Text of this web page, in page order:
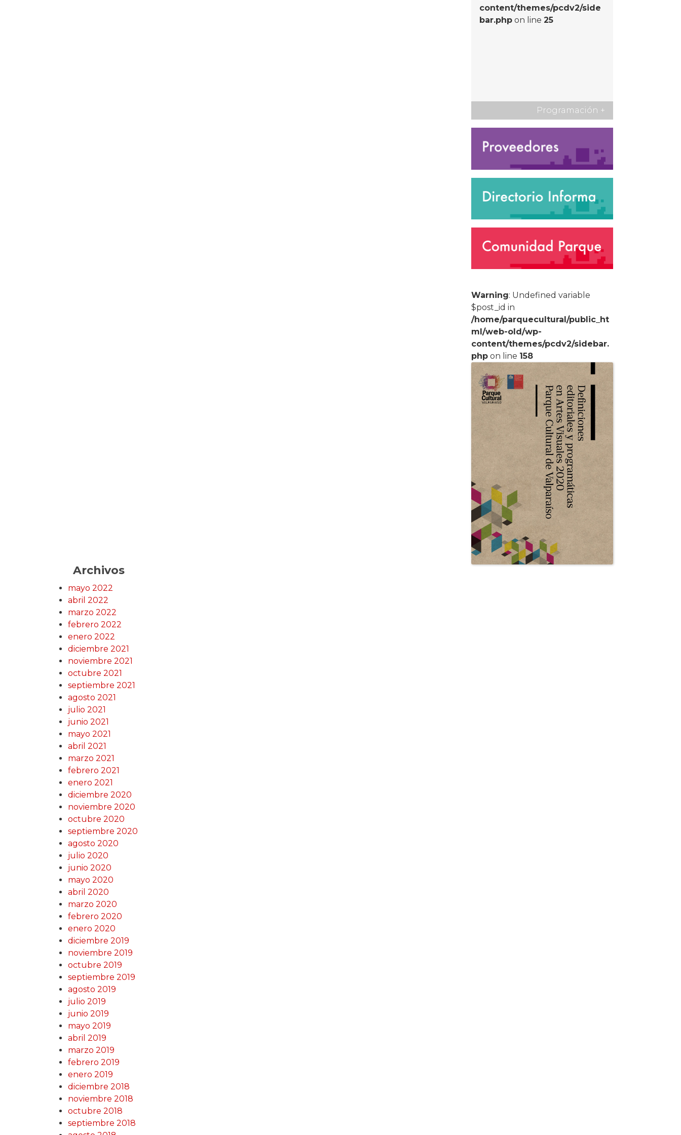
content/themes/pcdv2/side
bar.php on line25
Programación +
Warning: Undefined variable
$post_id in
/home/parquecultural/public_ht
ml/web-old/wp-
content/themes/pcdv2/sidebar.
php on line 158
Archivos
mayo 2022
abril 2022
marzo 2022
febrero 2022
enero 2022
diciembre 2021
noviembre 2021
octubre 2021
septiembre 2021
agosto 2021
julio 2021
junio 2021
mayo 2021
abril 2021
marzo 2021
febrero 2021
enero 2021
diciembre 2020
noviembre 2020
octubre 2020
septiembre 2020
agosto 2020
julio 2020
junio 2020
mayo 2020
abril 2020
marzo 2020
febrero 2020
enero 2020
diciembre 2019
noviembre 2019
octubre 2019
septiembre 2019
agosto 2019
julio 2019
junio 2019
mayo 2019
abril 2019
marzo 2019
febrero 2019
enero 2019
diciembre 2018
noviembre 2018
octubre 2018
septiembre 2018